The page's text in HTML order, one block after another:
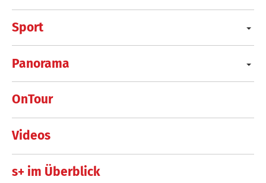
Sport
Panorama
OnTour
Videos
s+ im Überblick